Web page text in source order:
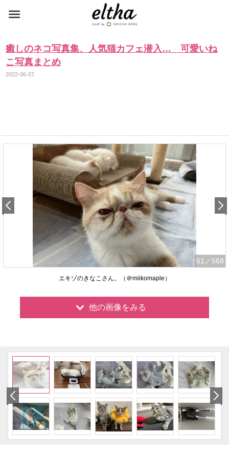
癒しのネコ写真集、人気猫カフェ潜入… 可愛いね
こ写真まとめ
2022-06-07
61 ／568
エキゾのきなこさん。（＠miikomaple）
他の画像をみる